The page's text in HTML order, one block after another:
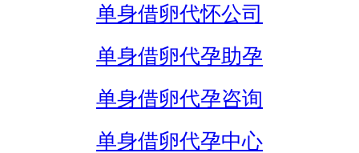
单身借卵代怀公司
单身借卵代孕助孕
单身借卵代孕咨询
单身借卵代孕中心